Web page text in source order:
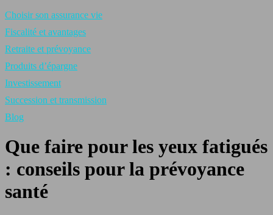
Choisir son assurance vie
Fiscalité et avantages
Retraite et prévoyance
Produits d’épargne
Investissement
Succession et transmission
Blog
Que faire pour les yeux fatigués
: conseils pour la prévoyance
santé